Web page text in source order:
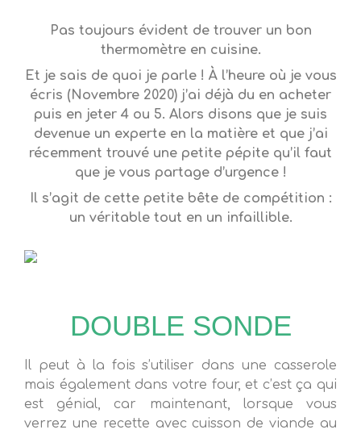
Pas toujours évident de trouver un bon
thermomètre en cuisine.
Et je sais de quoi je parle ! À l’heure où je vous
écris (Novembre 2020) j’ai déjà du en acheter
puis en jeter 4 ou 5. Alors disons que je suis
devenue un experte en la matière et que j’ai
récemment trouvé une petite pépite qu’il faut
que je vous partage d’urgence !
Il s’agit de cette petite bête de compétition :
un véritable tout en un infaillible.
DOUBLE SONDE
Il peut à la fois s’utiliser dans une casserole
mais également dans votre four, et c’est ça qui
est génial, car maintenant, lorsque vous
verrez une recette avec cuisson de viande au